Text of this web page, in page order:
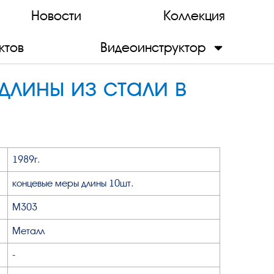
Новости Коллекция
Видеоинструктор
из стали в
1989г.
концевые меры длины 10шт.
М303
Металл
-